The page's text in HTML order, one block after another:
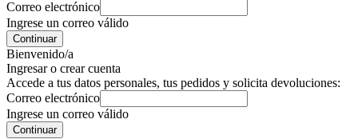
Correo electrónico
Ingrese un correo válido
Continuar
Bienvenido/a
Ingresar o crear cuenta
Accede a tus datos personales, tus pedidos y solicita devoluciones:
Correo electrónico
Ingrese un correo válido
Continuar